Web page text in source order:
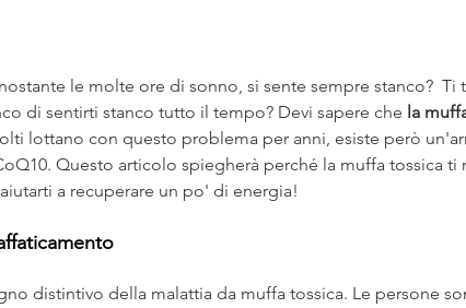
le molte ore di sonno, si sente sempre stanco?  Ti
di sentirti stanco tutto il tempo? Devi sapere che la
lottano con questo problema per anni, esiste però
Questo articolo spiegherà perché la muffa tossica ti
a recuperare un po' di energia!
distintivo della malattia da muffa tossica. Le persone